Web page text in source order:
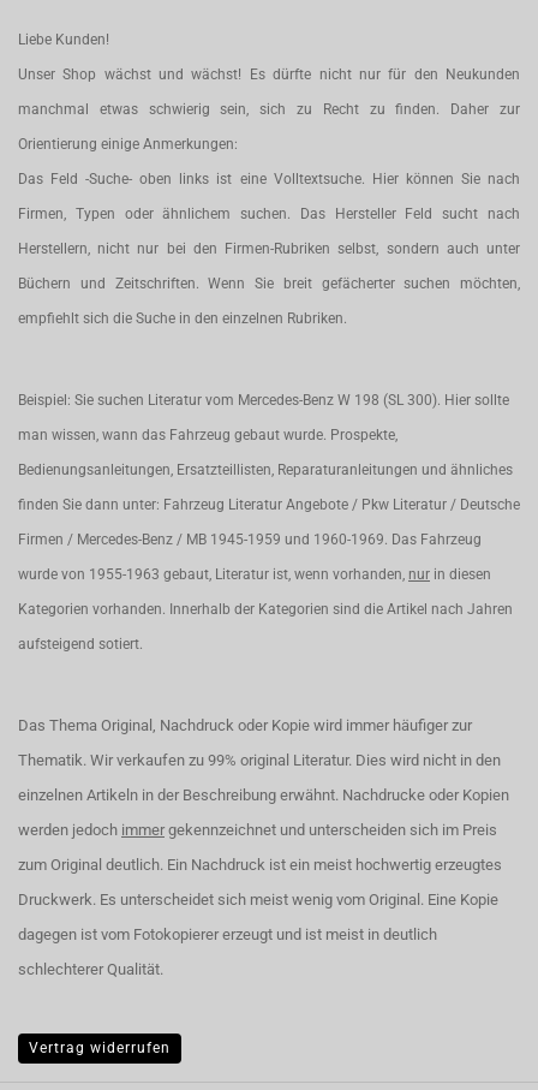
Liebe Kunden!
Unser Shop wächst und wächst! Es dürfte nicht nur für den Neukunden
manchmal etwas schwierig sein, sich zu Recht zu finden. Daher zur
Orientierung einige Anmerkungen:
Das Feld -Suche- oben links ist eine Volltextsuche. Hier können Sie nach
Firmen, Typen oder ähnlichem suchen. Das Hersteller Feld sucht nach
Herstellern, nicht nur bei den Firmen-Rubriken selbst, sondern auch unter
Büchern und Zeitschriften. Wenn Sie breit gefächerter suchen möchten,
empfiehlt sich die Suche in den einzelnen Rubriken.
Beispiel: Sie suchen Literatur vom Mercedes-Benz W 198 (SL 300). Hier sollte
man wissen, wann das Fahrzeug gebaut wurde. Prospekte,
Bedienungsanleitungen, Ersatzteillisten, Reparaturanleitungen und ähnliches
finden Sie dann unter: Fahrzeug Literatur Angebote / Pkw Literatur / Deutsche
Firmen / Mercedes-Benz / MB 1945-1959 und 1960-1969. Das Fahrzeug
wurde von 1955-1963 gebaut, Literatur ist, wenn vorhanden, nur in diesen
Kategorien vorhanden. Innerhalb der Kategorien sind die Artikel nach Jahren
aufsteigend sotiert.
Das Thema Original, Nachdruck oder Kopie wird immer häufiger zur
Thematik. Wir verkaufen zu 99% original Literatur. Dies wird nicht in den
einzelnen Artikeln in der Beschreibung erwähnt. Nachdrucke oder Kopien
werden jedoch immer gekennzeichnet und unterscheiden sich im Preis
zum Original deutlich. Ein Nachdruck ist ein meist hochwertig erzeugtes
Druckwerk. Es unterscheidet sich meist wenig vom Original. Eine Kopie
dagegen ist vom Fotokopierer erzeugt und ist meist in deutlich
schlechterer Qualität.
Vertrag widerrufen